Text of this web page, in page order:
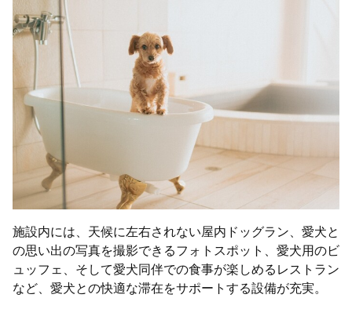
施設内には、天候に左右されない屋内ドッグラン、愛犬と
の思い出の写真を撮影できるフォトスポット、愛犬用のビ
ュッフェ、そして愛犬同伴での食事が楽しめるレストラン
など、愛犬との快適な滞在をサポートする設備が充実。